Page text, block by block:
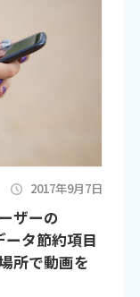
2017年9月7日
ザーの
タ節約項目
所で動画を